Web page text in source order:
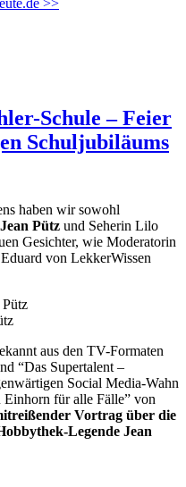
Schule – Feier
Schuljubiläums
haben wir sowohl
Jean Pütz und Seherin Lilo
Gesichter, wie Moderatorin
von LekkerWissen
aus den TV-Formaten
“Das Supertalent –
Social Media-Wahn
Einhorn für alle Fälle” von
Vortrag über die
Legende Jean